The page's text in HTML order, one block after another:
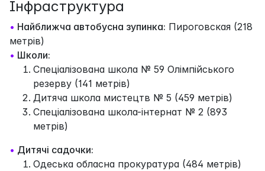
Інфраструктура
• Найближча автобусна зупинка: Пироговская (218
метрів)
• Школи:
Спеціалізована школа № 59 Олімпійського
резерву (141 метрів)
Дитяча школа мистецтв № 5 (459 метрів)
Спеціалізована школа-інтернат № 2 (893
метрів)
• Дитячі садочки:
Одеська обласна прокуратура (484 метрів)